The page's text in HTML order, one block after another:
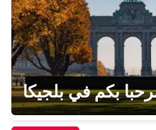
WAIBLINGEN
WAIBLINGEN - GERMANY
بكم في بلجيكا